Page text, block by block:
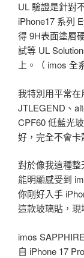
UL 驗證是針對
iPhone17 系列
得 9H表面塗層
試等 UL
上。（ imos 全
我特別用平常在
JTLEGEND、
CPF60 低藍光
好，完全不會卡
對於像我這種
能明顯感受到
你剛好入手
這款玻璃貼，現
imos
自 iPhone 17